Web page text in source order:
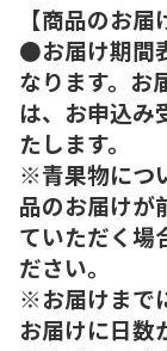
【商品のお届
●お届け期間
なります。お
は、お申込み
たします。
※青果物につ
品のお届けが
ていただく場
ださい。
※お届けまで
お届けに日数